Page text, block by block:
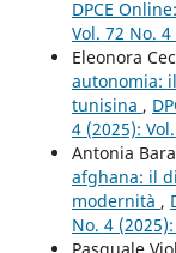
DPCE
Vol. 72 No.
Eleonora
autonomia:
tunisina ,
4 (2025):
Antonia
afghana: il
modernità ,
No. 4